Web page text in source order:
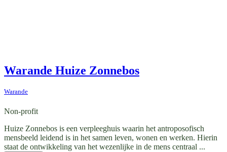
Warande Huize Zonnebos
Warande
Non-profit
Huize Zonnebos is een verpleeghuis waarin het antroposofisch
mensbeeld leidend is in het samen leven, wonen en werken. Hierin
staat de ontwikkeling van het wezenlijke in de mens centraal ...